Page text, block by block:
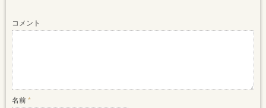
コメント
名前 *